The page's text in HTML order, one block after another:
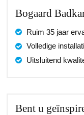
Bogaard
Ruim 35 jaar
Volledige
Uitsluitend
Bent u